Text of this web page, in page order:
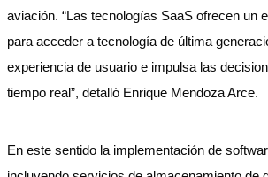
aviación. “Las tecnologías SaaS ofrecen un
para acceder a tecnología de última
experiencia de usuario e impulsa las
tiempo real”, detalló Enrique Mendoza Arce.
En este sentido la implementación de